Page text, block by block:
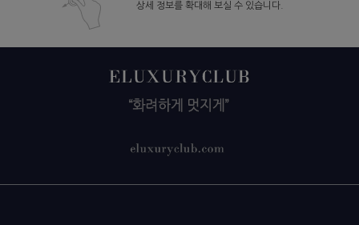
상세 정보를 확대해 보실 수 있습니다.